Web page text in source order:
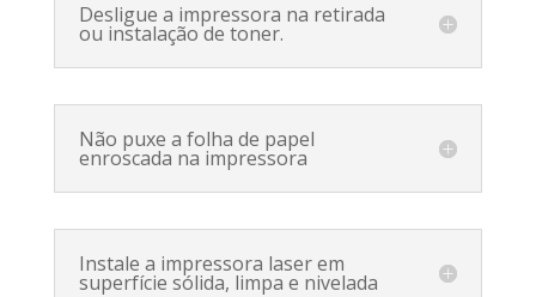
Desligue a impressora na retirada
ou instalação de toner.
Não puxe a folha de papel
enroscada na impressora
Instale a impressora laser em
superfície sólida, limpa e nivelada